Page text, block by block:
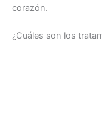
corazón.
¿Cuáles son los